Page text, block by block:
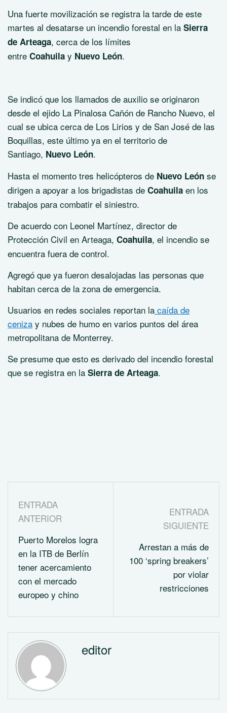
Una fuerte movilización se registra la tarde de este
martes al desatarse un incendio forestal en la Sierra
de Arteaga, cerca de los límites
entre Coahuila y Nuevo León.
Se indicó que los llamados de auxilio se originaron
desde el ejido La Pinalosa Cañón de Rancho Nuevo, el
cual se ubica cerca de Los Lirios y de San José de las
Boquillas, este último ya en el territorio de
Santiago, Nuevo León.
Hasta el momento tres helicópteros de Nuevo León se
dirigen a apoyar a los brigadistas de Coahuila en los
trabajos para combatir el siniestro.
De acuerdo con Leonel Martínez, director de
Protección Civil en Arteaga, Coahuila, el incendio se
encuentra fuera de control.
Agregó que ya fueron desalojadas las personas que
habitan cerca de la zona de emergencia.
Usuarios en redes sociales reportan la caída de
ceniza y nubes de humo en varios puntos del área
metropolitana de Monterrey.
Se presume que esto es derivado del incendio forestal
que se registra en la Sierra de Arteaga.
ENTRADA
ANTERIOR
Puerto Morelos logra
en la ITB de Berlín
tener acercamiento
con el mercado
europeo y chino
ENTRADA
SIGUIENTE
Arrestan a más de
100 ‘spring breakers’
por violar
restricciones
editor